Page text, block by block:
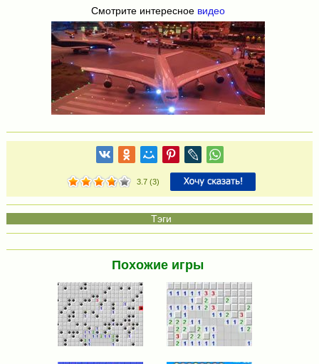
Смотрите интересное видео
3.7(3)
Похожие игры